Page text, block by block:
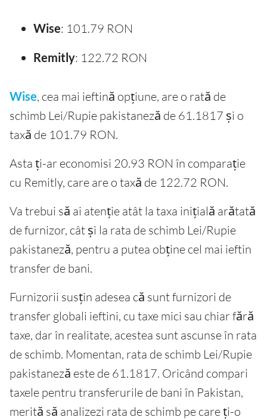
Wise: 101.79 RON
Remitly: 122.72 RON
Wise, cea mai ieftină opțiune, are o rată de
schimb Lei/Rupie pakistaneză de 61.1817 și o
taxă de 101.79 RON.
Asta ți-ar economisi 20.93 RON în comparație
cu Remitly, care are o taxă de 122.72 RON.
Va trebui să ai atenție atât la taxa inițială arătată
de furnizor, cât și la rata de schimb Lei/Rupie
pakistaneză, pentru a putea obține cel mai ieftin
transfer de bani.
Furnizorii susțin adesea că sunt furnizori de
transfer globali ieftini, cu taxe mici sau chiar fără
taxe, dar în realitate, acestea sunt ascunse în rata
de schimb. Momentan, rata de schimb Lei/Rupie
pakistaneză este de 61.1817. Oricând compari
taxele pentru transferurile de bani în Pakistan,
merită să analizezi rata de schimb pe care ți-o